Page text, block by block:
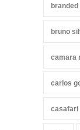
bruno
camara
carlos
casafari